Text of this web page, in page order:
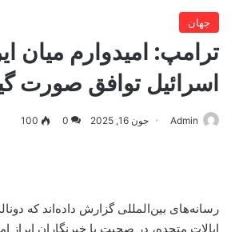
جهان
ترامپ: امیدوارم میان
اسرائیل توافق صورت
Admin جون 16, 2025 0
100
رسانه‌های بین‌المللی گزارش داده‌اند که
ایالات متحده، در صحبت با خبرنگاران ابراز